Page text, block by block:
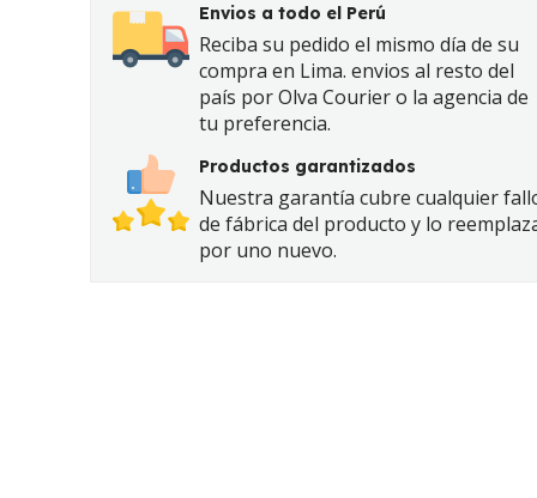
Envios a todo el Perú
Reciba su pedido el mismo día de su
compra en Lima. envios al resto del
país por Olva Courier o la agencia de
tu preferencia.
Productos garantizados
Nuestra garantía cubre cualquier
de fábrica del producto y lo
por uno nuevo.